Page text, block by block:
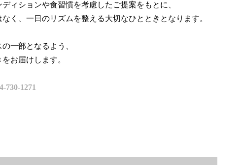
ィションや食習慣を考慮したご提案をもとに、
く、一日のリズムを整える大切なひとときとなります。
一部となるよう、
お届けします。
730-1271